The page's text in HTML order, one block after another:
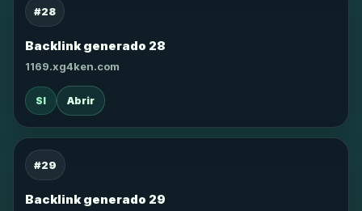
#28
Backlink generado 28
1169.xg4ken.com
SI Abrir
#29
Backlink generado 29